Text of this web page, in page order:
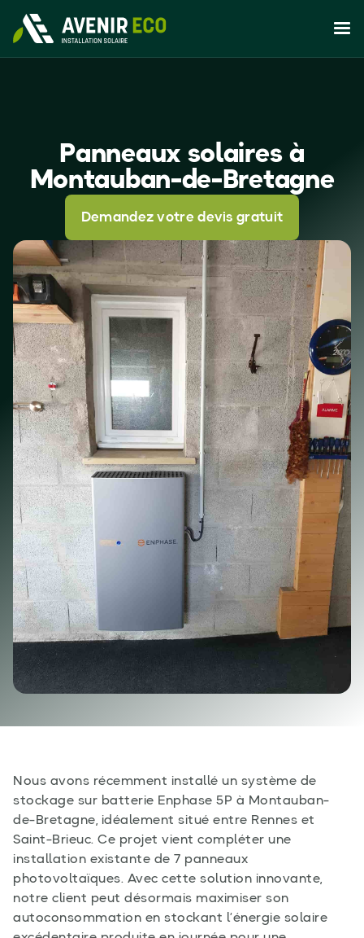
Panneaux solaires à
Montauban-de-Bretagne
Demandez votre devis gratuit
Nous avons récemment installé un système de
stockage sur batterie Enphase 5P à Montauban-
de-Bretagne, idéalement situé entre Rennes et
Saint-Brieuc. Ce projet vient compléter une
installation existante de 7 panneaux
photovoltaïques. Avec cette solution innovante,
notre client peut désormais maximiser son
autoconsommation en stockant l’énergie solaire